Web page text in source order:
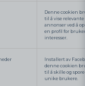
Denne cookien
til å vise relevante
annonser ved å
en profil for
interesser.
Installert av
denne cookien
til å skille og spore
unike brukere.